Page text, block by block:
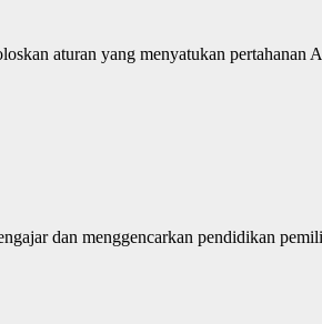
aturan yang menyatukan
dan menggencarkan pendidikan